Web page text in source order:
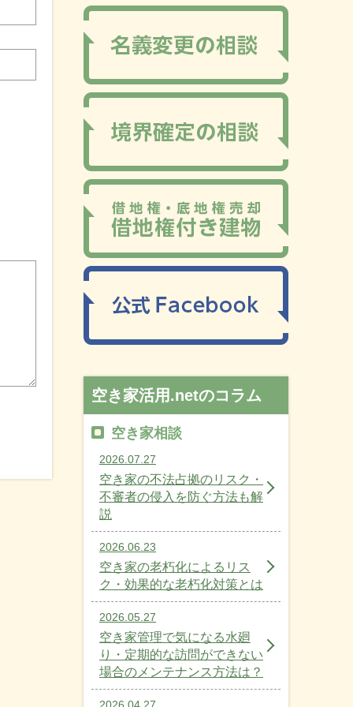
空き家活用.netのコラム
空き家相談
2026.07.27
空き家の不法占拠のリスク・
不審者の侵入を防ぐ方法も解
説
2026.06.23
空き家の老朽化によるリス
ク・効果的な老朽化対策とは
2026.05.27
空き家管理で気になる水廻
り・定期的な訪問ができない
場合のメンテナンス方法は？